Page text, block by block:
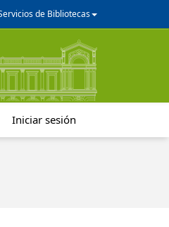
de Bibliotecas
Iniciar sesión